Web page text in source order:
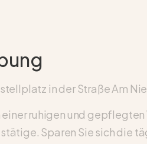
in der Straße Am
ruhigen und
Sparen Sie sich die